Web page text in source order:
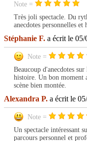
Note =
Très joli spectacle. Du
anecdotes personnelles
Stéphanie F. a écrit le
Note =
Beaucoup d'anecdotes
histoire. Un bon moment
scène bien montée.
Alexandra P. a écrit le
Note =
Un spectacle intéressant
parcours personnel et